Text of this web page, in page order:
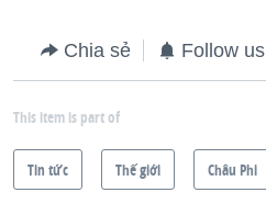
Chia sẻ Follow us
This item is part of
Tin tức Thế giới Châu Phi